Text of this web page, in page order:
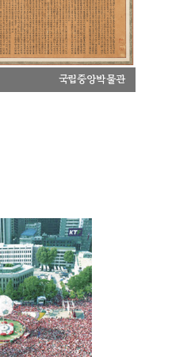
국립중앙박물관